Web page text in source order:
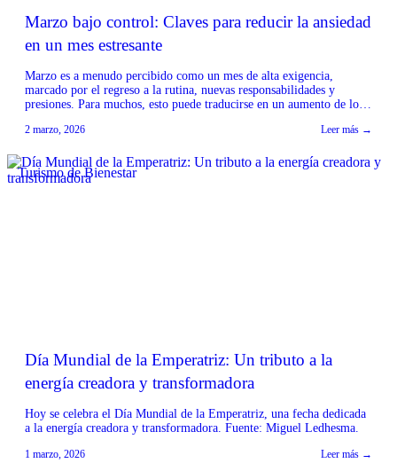
Marzo bajo control: Claves para reducir la ansiedad
en un mes estresante
Marzo es a menudo percibido como un mes de alta exigencia,
marcado por el regreso a la rutina, nuevas responsabilidades y
presiones. Para muchos, esto puede traducirse en un aumento de los
efectivas para mantener el bienestar mental durante este periodo.
2 marzo, 2026 Leer más →
Turismo de Bienestar
Día Mundial de la Emperatriz: Un tributo a la
energía creadora y transformadora
Hoy se celebra el Día Mundial de la Emperatriz, una fecha dedicada
a la energía creadora y transformadora. Fuente: Miguel Ledhesma.
1 marzo, 2026 Leer más →